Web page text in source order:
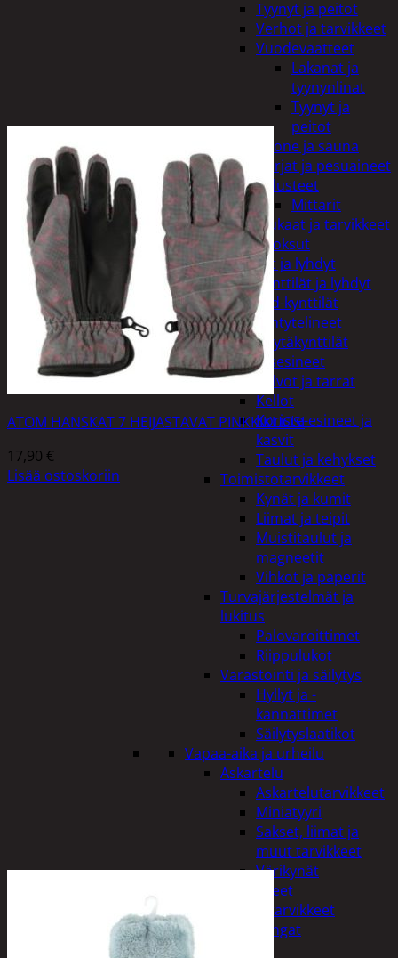
Tyynyt ja peitot
Verhot ja tarvikkeet
Vuodevaatteet
Lakanat ja
tyynynlinat
Tyynyt ja
peitot
Kylpyhuone ja sauna
Harjat ja pesuaineet
Kalusteet
Mittarit
Kiukaat ja tarvikkeet
Tuoksut
Kynttilät ja lyhdyt
Kynttilät ja lyhdyt
Led-kynttilät
Lyhtytelineet
Pöytäkynttilät
Sisustusesineet
Kalvot ja tarrat
Kellot
Koriste-esineet ja
kasvit
Taulut ja kehykset
Toimistotarvikkeet
Kynät ja kumit
Liimat ja teipit
Muistitaulut ja
magneetit
Vihkot ja paperit
Turvajärjestelmät ja
lukitus
Palovaroittimet
Riippulukot
Varastointi ja säilytys
Hyllyt ja -
kannattimet
Säilytyslaatikot
Vapaa-aika ja urheilu
Askartelu
Askartelutarvikkeet
Miniatyyri
Sakset, liimat ja
muut tarvikkeet
Värikynät
Harrasteet
Käsityötarvikkeet
Langat
ATOM HANSKAT 7 HEIJASTAVAT PINKKIKUOSI
17,90 €
Lisää ostoskoriin